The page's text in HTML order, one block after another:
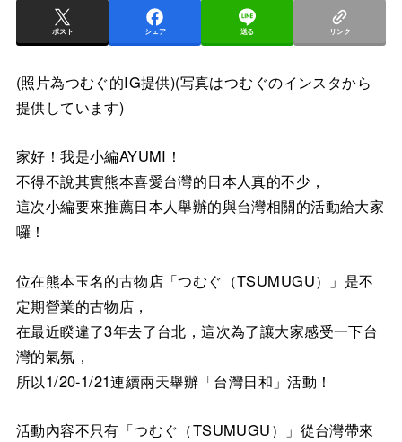
ポスト シェア 送る リンク
(照片為つむぐ的IG提供)(写真はつむぐのインスタから
提供しています)
家好！我是小編AYUMI！
不得不說其實熊本喜愛台灣的日本人真的不少，
這次小編要來推薦日本人舉辦的與台灣相關的活動給大家
囉！
位在熊本玉名的古物店「つむぐ（TSUMUGU）」是不
定期營業的古物店，
在最近睽違了3年去了台北，這次為了讓大家感受一下台
灣的氣氛，
所以1/20-1/21連續兩天舉辦「台灣日和」活動！
活動內容不只有「つむぐ（TSUMUGU）」從台灣帶來